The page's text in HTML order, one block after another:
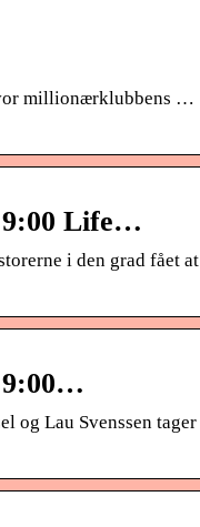
millionærklubbens …
9:00 Life…
i den grad fået at
9:00…
og Lau Svenssen tager